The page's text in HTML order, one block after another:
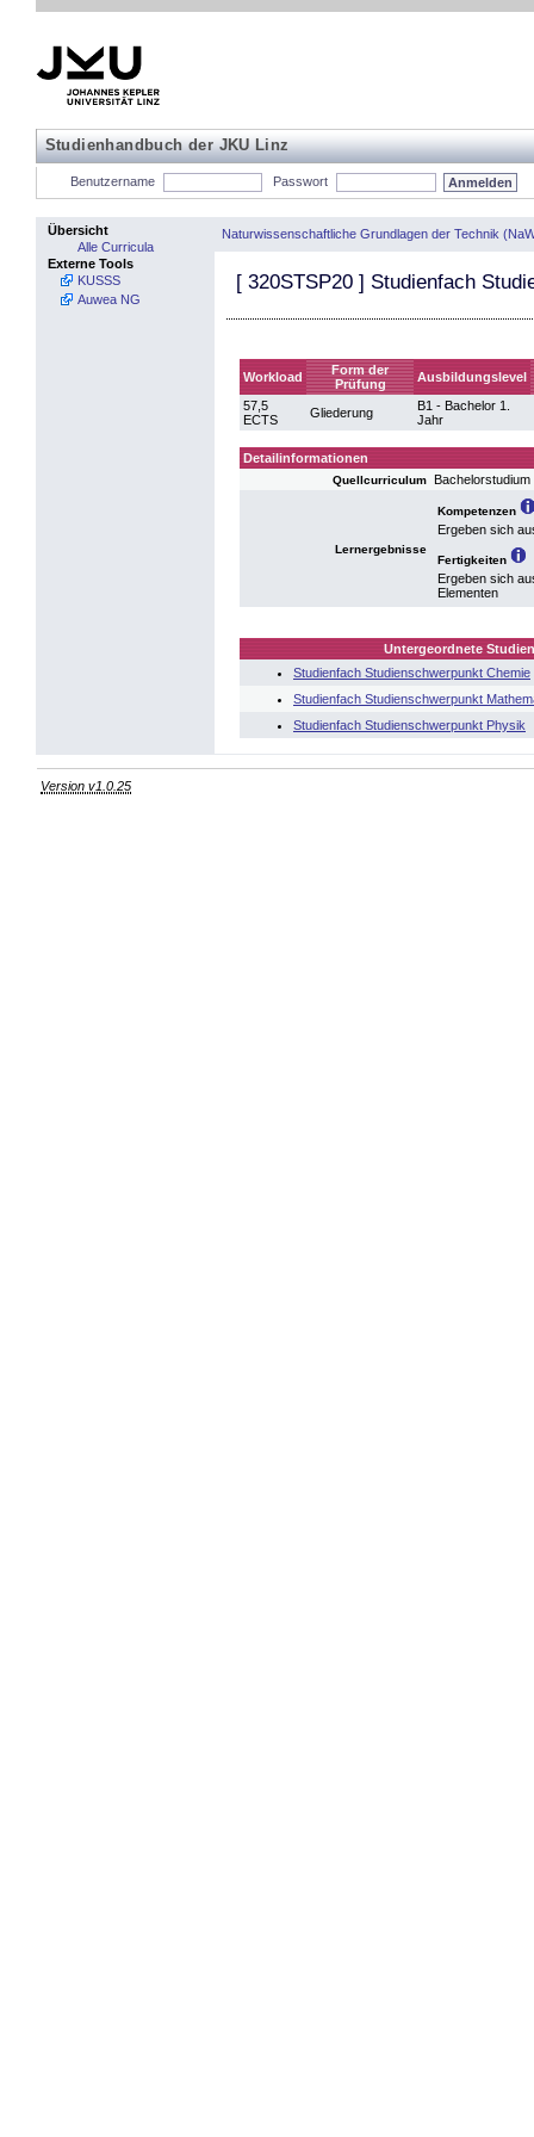
Studienhandbuch der JKU Linz
Benutzername Passwort
Übersicht
Alle Curricula
Externe Tools
KUSSS
Auwea NG
Naturwissenschaftliche Grundlagen der Technik
[ 320STSP20 ] Studienfach
Workload
Form der
Prüfung
Ausbildungslevel
57,5
ECTS
Gliederung
B1 - Bachelor 1.
Jahr
Detailinformationen
Quellcurriculum
Lernergebnisse
Kompetenzen
Ergeben sich
Fertigkeiten
Ergeben sich
Elementen
Untergeordnete
Studienfach Studienschwerpunkt Chemie
Studienfach Studienschwerpunkt
Studienfach Studienschwerpunkt Physik
Version v1.0.25